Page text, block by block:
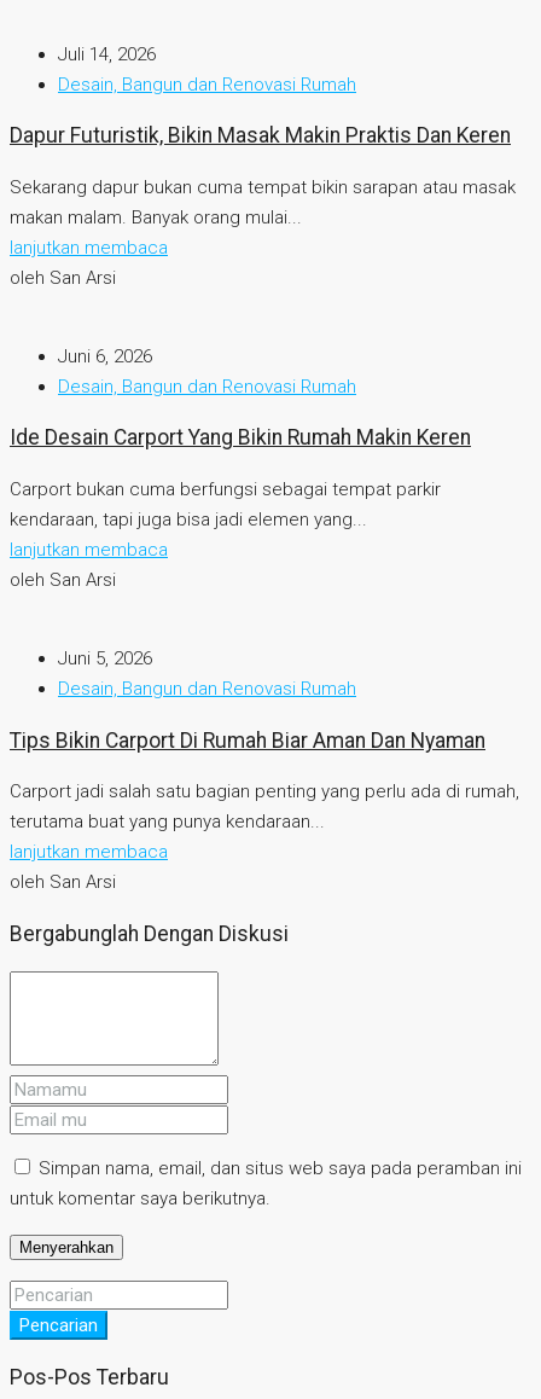
Juli 14, 2026
Desain, Bangun dan Renovasi Rumah
Dapur Futuristik, Bikin Masak Makin Praktis Dan Keren
Sekarang dapur bukan cuma tempat bikin sarapan atau masak
makan malam. Banyak orang mulai...
lanjutkan membaca
oleh San Arsi
Juni 6, 2026
Desain, Bangun dan Renovasi Rumah
Ide Desain Carport Yang Bikin Rumah Makin Keren
Carport bukan cuma berfungsi sebagai tempat parkir
kendaraan, tapi juga bisa jadi elemen yang...
lanjutkan membaca
oleh San Arsi
Juni 5, 2026
Desain, Bangun dan Renovasi Rumah
Tips Bikin Carport Di Rumah Biar Aman Dan Nyaman
Carport jadi salah satu bagian penting yang perlu ada di rumah,
terutama buat yang punya kendaraan...
lanjutkan membaca
oleh San Arsi
Bergabunglah Dengan Diskusi
Simpan nama, email, dan situs web saya pada peramban ini
untuk komentar saya berikutnya.
Pencarian
Pos-Pos Terbaru